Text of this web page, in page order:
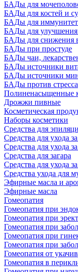
БАДы для
БАДы для костей и
БАДы для
БАДы для улучшения
БАДы для снижения
БАДы при простуде
БАДы чаи,
БАДы источники
БАДы источники
БАДы против стресса
Полиненасыщенные
Дрожжи пивные
Косметическая
Наборы косметики
Средства для
Средства для ухода
Средства для ухода
Средства для загара
Средства для ухода
Средства ухода для
Эфирные масла и
Эфирные масла
Гомеопатия
Гомеопатия при
Гомеопатия при
Гомеопатия при
Гомеопатия при
Гомеопатия при
Гомеопатия от
Гомеопатия в